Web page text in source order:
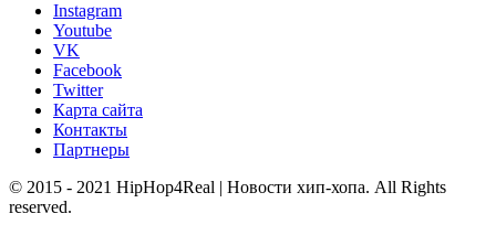
Instagram
Youtube
VK
Facebook
Twitter
Карта сайта
Контакты
Партнеры
© 2015 - 2021 HipHop4Real | Новости хип-хопа. All Rights
reserved.